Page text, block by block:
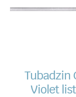
Tubadzin
Violet